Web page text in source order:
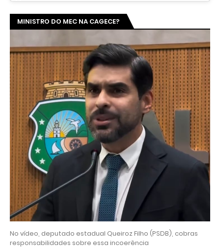
MINISTRO DO MEC NA CAGECE?
No vídeo, deputado estadual Queiroz Filho (PSDB), cobras
responsabilidades sobre essa incoerência